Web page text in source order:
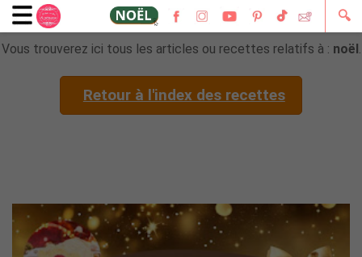
🔍
Vous trouverez ici tous les articles ou recettes relatifs à : noël
Retour à l'index des recettes